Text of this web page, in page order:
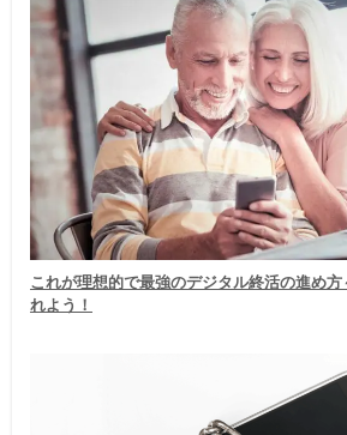
これが理想的で最強のデジタル終活の進め
れよう！